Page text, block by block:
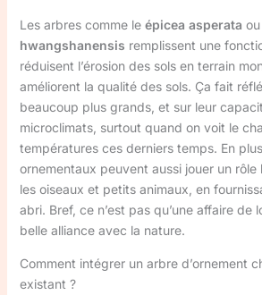
Les arbres comme le épicea asperata
hwangshanensis remplissent une
réduisent l’érosion des sols en terrain
améliorent la qualité des sols. Ça fait
beaucoup plus grands, et sur leur
microclimats, surtout quand on voit le
températures ces derniers temps. En
ornementaux peuvent aussi jouer un
les oiseaux et petits animaux, en
abri. Bref, ce n’est pas qu’une affaire de
belle alliance avec la nature.
Comment intégrer un arbre d’ornement
existant ?